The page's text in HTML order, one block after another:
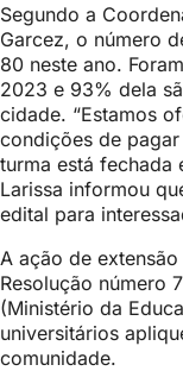
Segundo a
Garcez, o número
80 neste ano. F
2023 e 93% dela
cidade. “Estamos
condições de
turma está fechada
Larissa informou
edital para
A ação de
Resolução número
(Ministério da
universitários
comunidade.